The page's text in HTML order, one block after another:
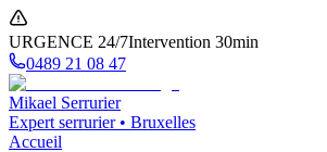
URGENCE 24/7Intervention 30min
0489 21 08 47
Mikael Serrurier
Expert serrurier • Bruxelles
Accueil